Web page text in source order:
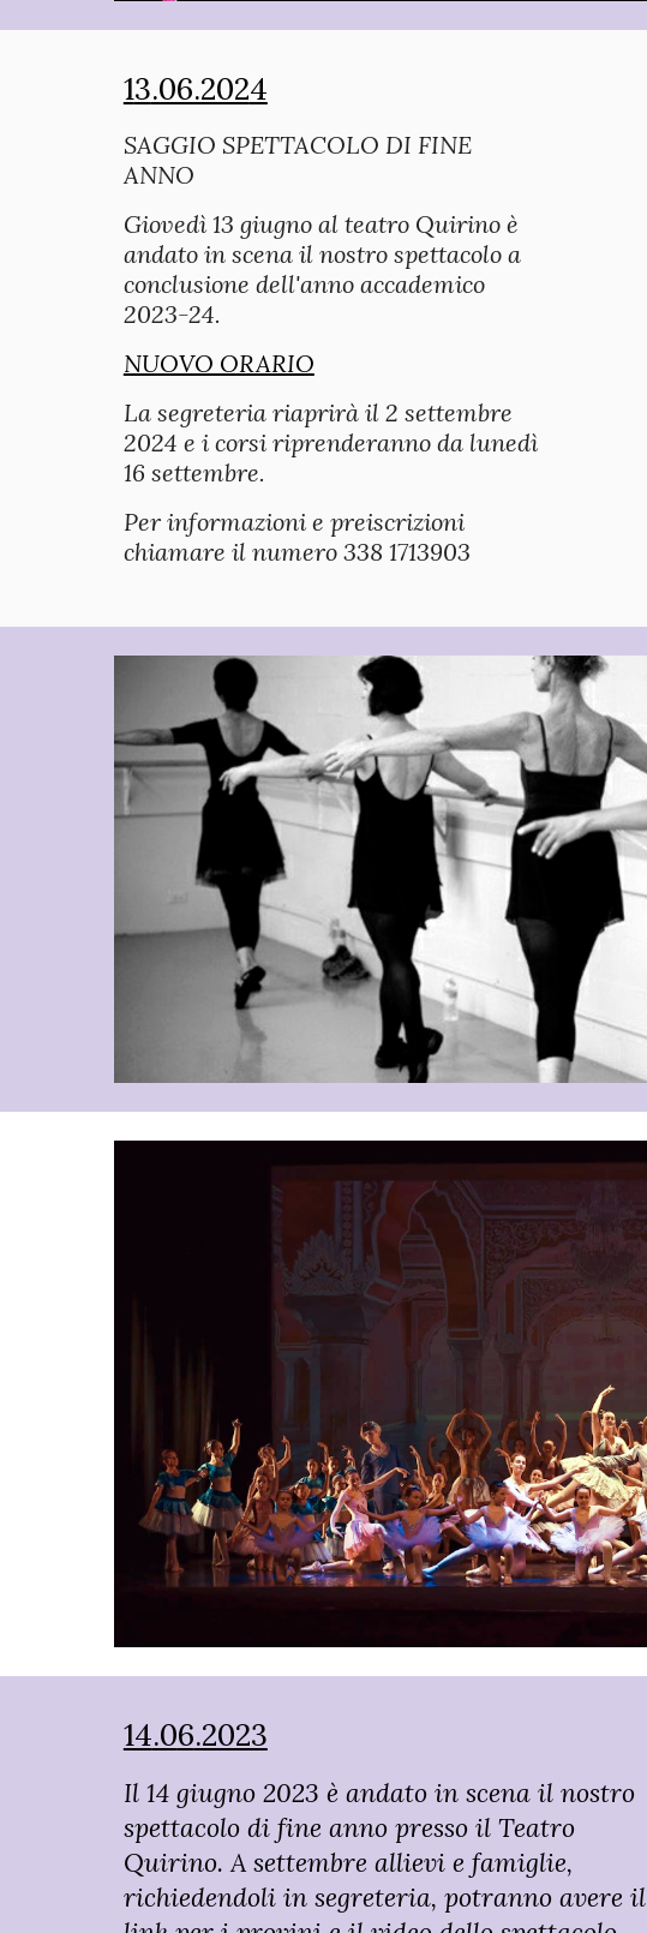
13.06.2024
SAGGIO SPETTACOLO DI FINE
ANNO
Giovedì 13 giugno al teatro Quirino è
andato in scena il nostro spettacolo a
conclusione dell'anno accademico
2023-24.
NUOVO ORARIO
La segreteria riaprirà il 2 settembre
2024 e i corsi riprenderanno da lunedì
16 settembre.
Per informazioni e preiscrizioni
chiamare il numero 338 1713903
14.06.2023
Il 14 giugno 2023 è andato in scena il nostro
spettacolo di fine anno presso il Teatro
Quirino. A settembre allievi e famiglie,
richiedendoli in segreteria, potranno avere il